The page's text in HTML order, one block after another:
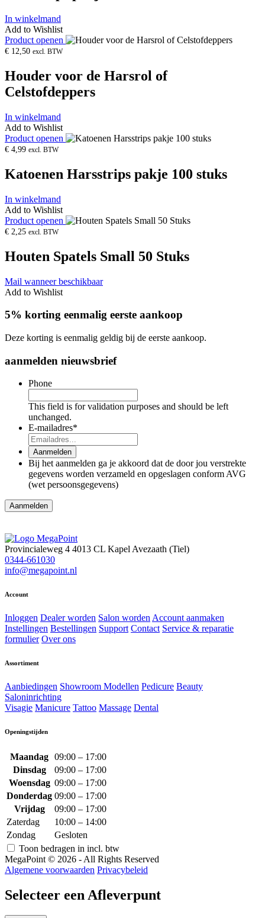
In winkelmand
Add to Wishlist
Product openen
€ 12,50 excl. BTW
Houder voor de Harsrol of
Celstofdeppers
In winkelmand
Add to Wishlist
Product openen
€ 4,99 excl. BTW
Katoenen Harsstrips pakje 100 stuks
In winkelmand
Add to Wishlist
Product openen
€ 2,25 excl. BTW
Houten Spatels Small 50 Stuks
Mail wanneer beschikbaar
Add to Wishlist
5% korting eenmalig eerste aankoop
Deze korting is eenmalig geldig bij de eerste aankoop.
aanmelden nieuwsbrief
Phone
This field is for validation purposes and should be left
unchanged.
E-mailadres*
Aanmelden
Bij het aanmelden ga je akkoord dat de door jou verstrekte
gegevens worden verzameld en opgeslagen conform AVG
(wet persoonsgegevens)
Aanmelden
Provincialeweg 4 4013 CL Kapel Avezaath (Tiel)
0344-661030
info@megapoint.nl
Account
Inloggen Dealer worden Salon worden Account aanmaken
Instellingen Bestellingen Support Contact Service & reparatie
formulier Over ons
Assortiment
Aanbiedingen Showroom Modellen Pedicure Beauty
Saloninrichting
Visagie Manicure Tattoo Massage Dental
Openingstijden
Maandag 09:00 – 17:00
Dinsdag
09:00 – 17:00
Woensdag 09:00 – 17:00
Donderdag 09:00 – 17:00
Vrijdag
09:00 – 17:00
Zaterdag
10:00 – 14:00
Zondag
Gesloten
Toon bedragen in incl. btw
MegaPoint © 2026 - All Rights Reserved
Algemene voorwaarden Privacybeleid
Selecteer een Afleverpunt